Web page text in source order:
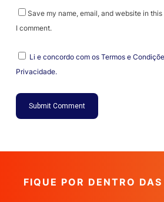
Save my name, email, and website in
I comment.
Li e concordo com os Termos e
Privacidade.
FIQUE POR DENTRO